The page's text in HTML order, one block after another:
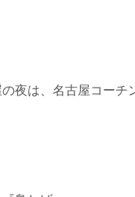
夜は、名古屋コーチ